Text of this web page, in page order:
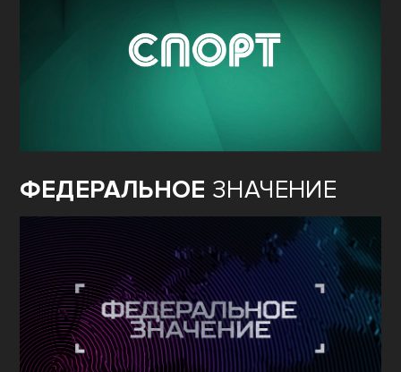
ФЕДЕРАЛЬНОЕ ЗНАЧЕНИЕ